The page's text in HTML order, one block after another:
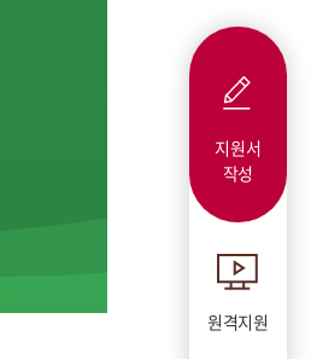
지원서
작성
원격지원